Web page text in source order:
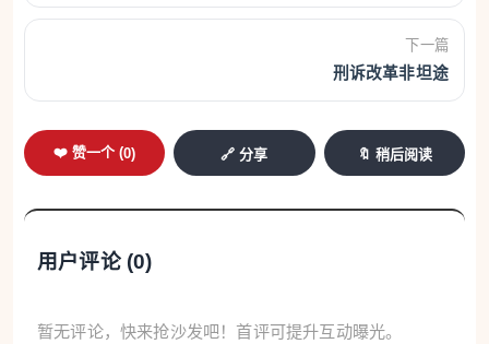
一位护理员表示：“病房温度能达到40至42摄氏
度。”她介绍说，病房里没有空调，只有少量房间配备
面对持续高温，护理人员只能依靠各种“土办法”
帮助孩子降温：把湿床单挂在风扇前吹风，不断给孩
子擦拭身体降温等等。
不少带孩子来看病的家长也直言医院内部比室外
根本待不住。”
下一篇
刑诉改革非坦途
❤️ 赞一个 (0) 🔗 分享 🔖 稍后阅读
用户评论 (0)
暂无评论，快来抢沙发吧！首评可提升互动曝光。